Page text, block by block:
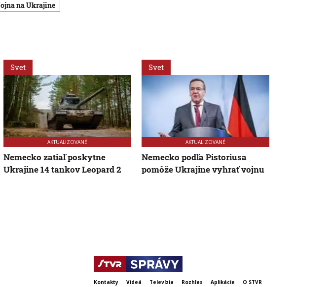
vojna na Ukrajine
Svet
AKTUALIZOVANÉ
Nemecko zatiaľ poskytne
Ukrajine 14 tankov Leopard 2
Svet
AKTUALIZOVANÉ
Nemecko podľa Pistoriusa
pomôže Ukrajine vyhrať vojnu
Kontakty Videá Televízia Rozhlas Aplikácie O STVR